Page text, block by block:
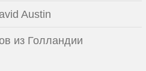
Austin
из Голландии